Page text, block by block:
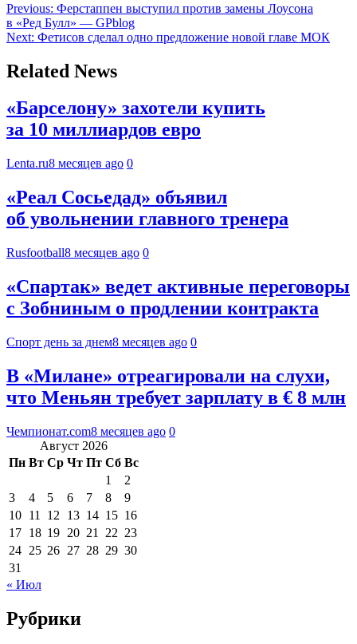
Previous: Ферстаппен выступил против замены Лоусона
в «Ред Булл» — GPblog
Next: Фетисов сделал одно предложение новой главе МОК
Related News
«Барселону» захотели купить
за 10 миллиардов евро
Lenta.ru8 месяцев ago 0
«Реал Сосьедад» объявил
об увольнении главного тренера
Rusfootball8 месяцев ago 0
«Спартак» ведет активные переговоры
с Зобниным о продлении контракта
Спорт день за днем8 месяцев ago 0
В «Милане» отреагировали на слухи,
что Меньян требует зарплату в € 8 млн
Чемпионат.com8 месяцев ago 0
Август 2026
Пн Вт Ср Чт Пт Сб Вс
1
2
3
4 5 6 7 8
9
10 11 12 13 14 15 16
17 18 19 20 21 22 23
24 25 26 27 28 29 30
31
« Июл
Рубрики